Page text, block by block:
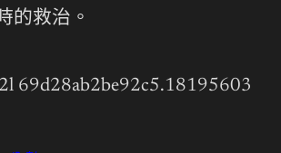
的救治。
69d28ab2be92c5.18195603